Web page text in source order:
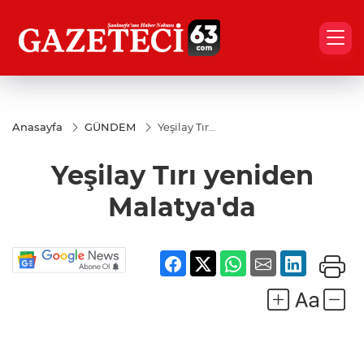
Anasayfa GÜNDEM
Yeşilay Tırı
Yeşilay Tırı yeniden
Malatya'da